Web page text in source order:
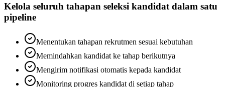
Kelola seluruh tahapan seleksi kandidat dalam satu
pipeline
Menentukan tahapan rekrutmen sesuai kebutuhan
Memindahkan kandidat ke tahap berikutnya
Mengirim notifikasi otomatis kepada kandidat
Monitoring progres kandidat di setiap tahap